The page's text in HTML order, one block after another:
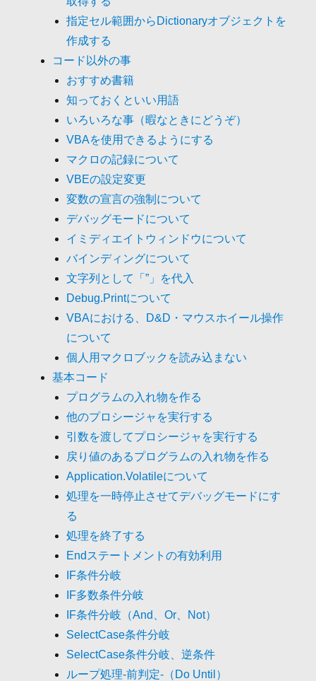
指定セル範囲からDictionaryオブジェクトを
作成する
コード以外の事
おすすめ書籍
知っておくといい用語
いろいろな事（暇なときにどうぞ）
VBAを使用できるようにする
マクロの記録について
VBEの設定変更
変数の宣言の強制について
デバッグモードについて
イミディエイトウィンドウについて
バインディングについて
文字列として「”」を代入
Debug.Printについて
VBAにおける、D&D・マウスホイール操作
について
個人用マクロブックを読み込まない
基本コード
プログラムの入れ物を作る
他のプロシージャを実行する
引数を渡してプロシージャを実行する
戻り値のあるプログラムの入れ物を作る
Application.Volatileについて
処理を一時停止させてデバッグモードにす
る
処理を終了する
Endステートメントの有効利用
IF条件分岐
IF多数条件分岐
IF条件分岐（And、Or、Not）
SelectCase条件分岐
SelectCase条件分岐、逆条件
ループ処理-前判定-（Do Until）